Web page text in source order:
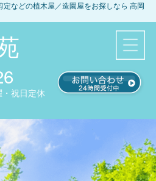
定などの植木屋／造園屋をお探しなら 高岡
・祝日定休